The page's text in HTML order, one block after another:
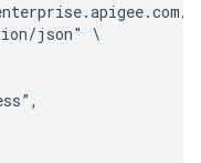
json" \